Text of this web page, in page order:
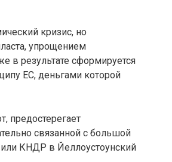
кризис, но
упрощением
в результате сформируется
ЕС, деньгами которой
предостерегает
связанной с большой
или КНДР в Йеллоустоунский